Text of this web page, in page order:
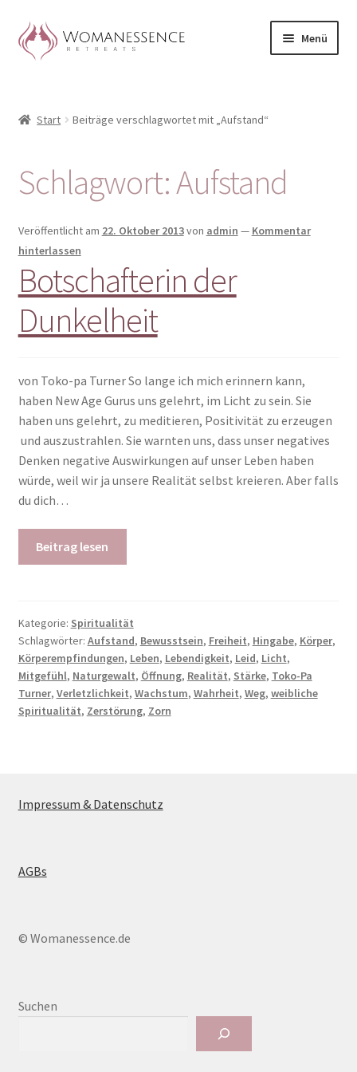
Zur
Navigation
Zum
Inhalt
Menü
Blog
Shop / Retreats im Allgäu
Woman-Circle
Erfahrungen
Warenkorb
Start Beiträge verschlagwortet mit „Aufstand“
Schlagwort:Aufstand
Veröffentlicht am 22. Oktober 2013von admin — Kommentar
hinterlassen
Botschafterin der
Dunkelheit
von Toko-pa Turner So lange ich mich erinnern kann,
haben New Age Gurus uns gelehrt, im Licht zu sein. Sie
haben uns gelehrt, zu meditieren, Positivität zu erzeugen
und auszustrahlen. Sie warnten uns, dass unser negatives
Denken negative Auswirkungen auf unser Leben haben
würde, weil wir ja unsere Realität selbst kreieren. Aber falls
du dich…
Beitrag lesen
Kategorie: Spiritualität
Schlagwörter: Aufstand, Bewusstsein, Freiheit, Hingabe, Körper,
Körperempfindungen, Leben, Lebendigkeit, Leid, Licht,
Mitgefühl, Naturgewalt, Öffnung, Realität, Stärke, Toko-Pa
Turner, Verletzlichkeit, Wachstum, Wahrheit, Weg, weibliche
Spiritualität, Zerstörung, Zorn
Impressum & Datenschutz
AGBs
© Womanessence.de
Suchen